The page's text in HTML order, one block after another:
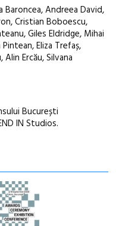
Baroncea, Andreea David,
Cristian Boboescu,
Giles Eldridge, Mihai
Eliza Trefaș,
Ercău, Silvana
București
IN Studios.